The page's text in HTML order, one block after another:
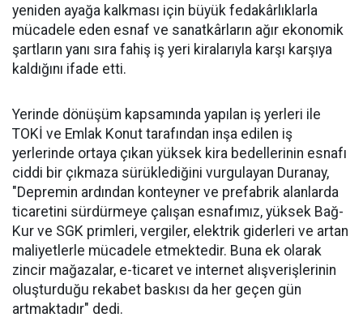
yeniden ayağa kalkması için büyük fedakârlıklarla
mücadele eden esnaf ve sanatkârların ağır ekonomik
şartların yanı sıra fahiş iş yeri kiralarıyla karşı karşıya
kaldığını ifade etti.
Yerinde dönüşüm kapsamında yapılan iş yerleri ile
TOKİ ve Emlak Konut tarafından inşa edilen iş
yerlerinde ortaya çıkan yüksek kira bedellerinin esnafı
ciddi bir çıkmaza sürüklediğini vurgulayan Duranay,
"Depremin ardından konteyner ve prefabrik alanlarda
ticaretini sürdürmeye çalışan esnafımız, yüksek Bağ-
Kur ve SGK primleri, vergiler, elektrik giderleri ve artan
maliyetlerle mücadele etmektedir. Buna ek olarak
zincir mağazalar, e-ticaret ve internet alışverişlerinin
oluşturduğu rekabet baskısı da her geçen gün
artmaktadır" dedi.